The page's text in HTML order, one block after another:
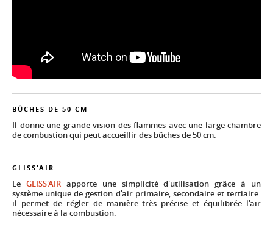
BÛCHES DE 50 CM
Il donne une grande vision des flammes avec une large chambre
de combustion qui peut accueillir des bûches de 50 cm.
GLISS'AIR
Le GLISS'AIRapporte une simplicité d'utilisation grâce à un
système unique de gestion d'air primaire, secondaire et tertiaire.
il permet de régler de manière très précise et équilibrée l'air
nécessaire à la combustion.